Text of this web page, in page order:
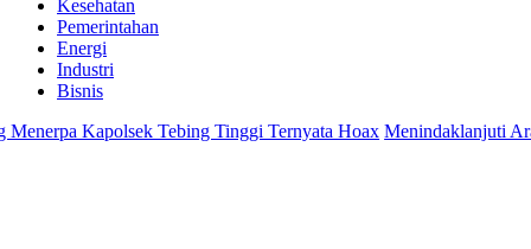
Kesehatan
Pemerintahan
Energi
Industri
Bisnis
Kapolsek Tebing Tinggi Ternyata Hoax Menindaklanjuti